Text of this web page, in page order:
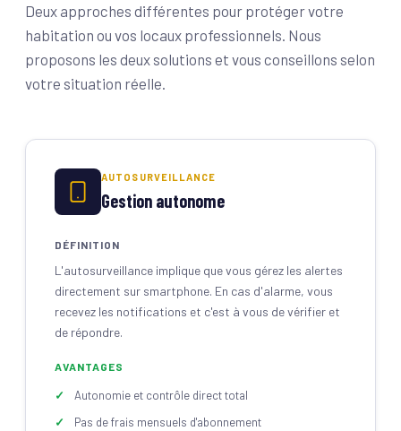
Deux approches différentes pour protéger votre
habitation ou vos locaux professionnels. Nous
proposons les deux solutions et vous conseillons selon
votre situation réelle.
AUTOSURVEILLANCE
Gestion autonome
DÉFINITION
L'autosurveillance implique que vous gérez les alertes
directement sur smartphone. En cas d'alarme, vous
recevez les notifications et c'est à vous de vérifier et
de répondre.
AVANTAGES
Autonomie et contrôle direct total
Pas de frais mensuels d'abonnement